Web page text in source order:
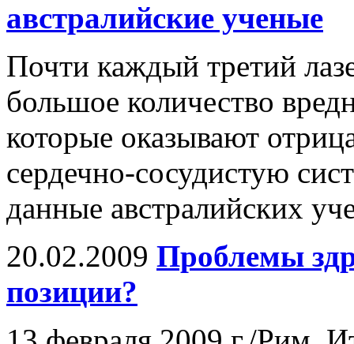
австралийские ученые
Почти каждый третий
большое количество
которые оказывают
сердечно-сосудистую
данные австралийских
20.02.2009 Проблемы
позиции?